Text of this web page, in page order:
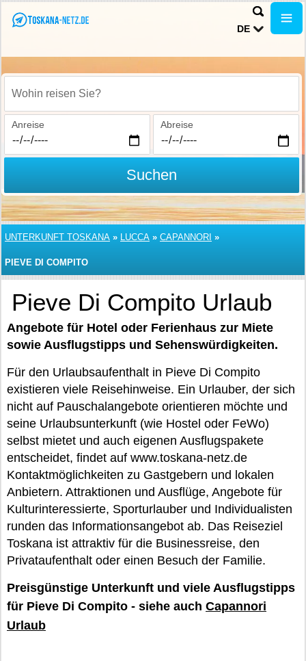
DE
Wohin reisen Sie?
Anreise Abreise
Suchen
UNTERKUNFT TOSKANA » LUCCA » CAPANNORI »
PIEVE DI COMPITO
Pieve Di Compito Urlaub
Angebote für Hotel oder Ferienhaus zur Miete
sowie Ausflugstipps und Sehenswürdigkeiten.
Für den Urlaubsaufenthalt in Pieve Di Compito
existieren viele Reisehinweise. Ein Urlauber, der sich
nicht auf Pauschalangebote orientieren möchte und
seine Urlaubsunterkunft (wie Hostel oder FeWo)
selbst mietet und auch eigenen Ausflugspakete
entscheidet, findet auf www.toskana-netz.de
Kontaktmöglichkeiten zu Gastgebern und lokalen
Anbietern. Attraktionen und Ausflüge, Angebote für
Kulturinteressierte, Sporturlauber und Individualisten
runden das Informationsangebot ab. Das Reiseziel
Toskana ist attraktiv für die Businessreise, den
Privataufenthalt oder einen Besuch der Familie.
Preisgünstige Unterkunft und viele Ausflugstipps
für Pieve Di Compito - siehe auch Capannori
Urlaub